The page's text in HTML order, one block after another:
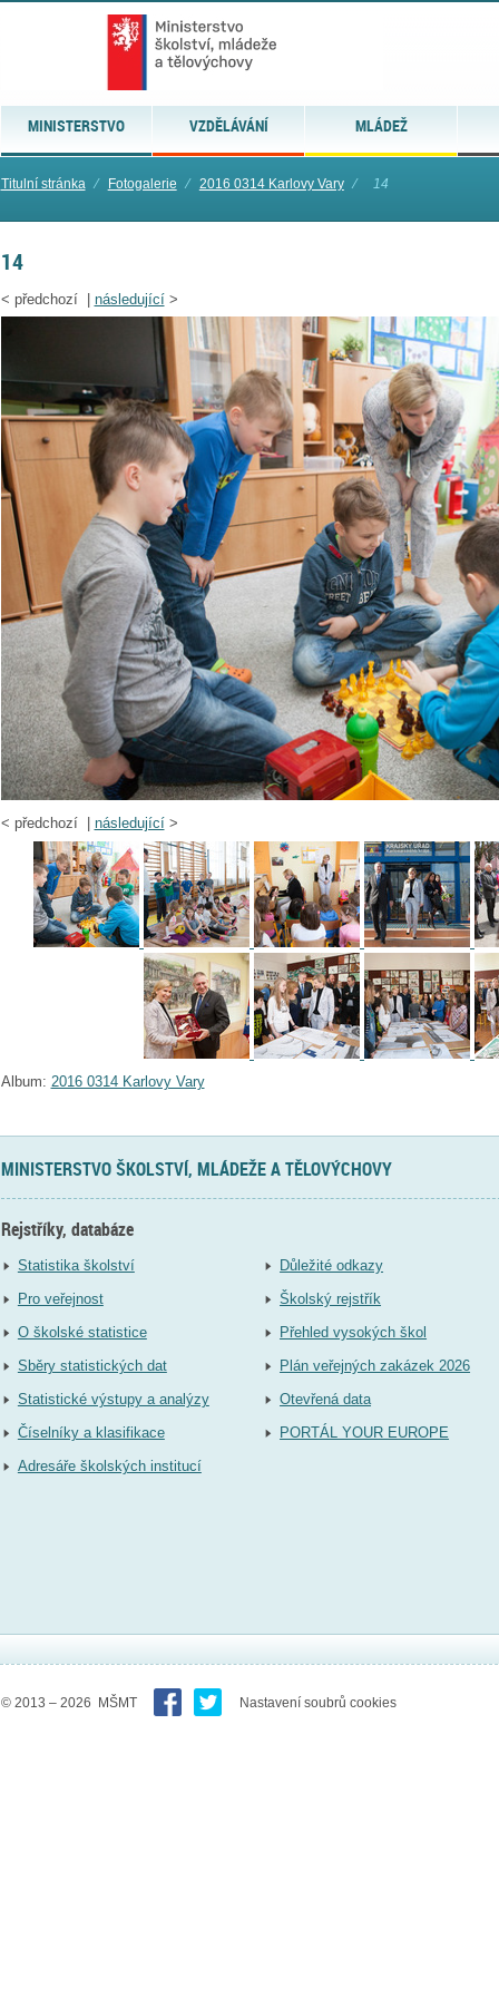
MINISTERSTVO VZDĚLÁVÁNÍ MLÁDEŽ
Titulní stránka ⁄ Fotogalerie ⁄ 2016 0314 Karlovy Vary ⁄ 14
14
< předchozí | následující>
< předchozí | následující>
Album: 2016 0314 Karlovy Vary
MINISTERSTVO ŠKOLSTVÍ, MLÁDEŽE A TĚLOVÝCHOVY
Rejstříky, databáze
Statistika školství
Pro veřejnost
O školské statistice
Sběry statistických dat
Statistické výstupy a analýzy
Číselníky a klasifikace
Adresáře školských institucí
Důležité odkazy
Školský rejstřík
Přehled vysokých škol
Plán veřejných zakázek 2026
Otevřená data
PORTÁL YOUR EUROPE
© 2013 – 2026 MŠMT Nastavení soubrů cookies